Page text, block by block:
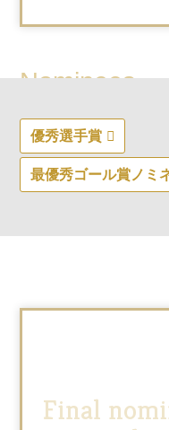
Nominees
優秀選手賞
最優秀ゴール賞ノミ
Final